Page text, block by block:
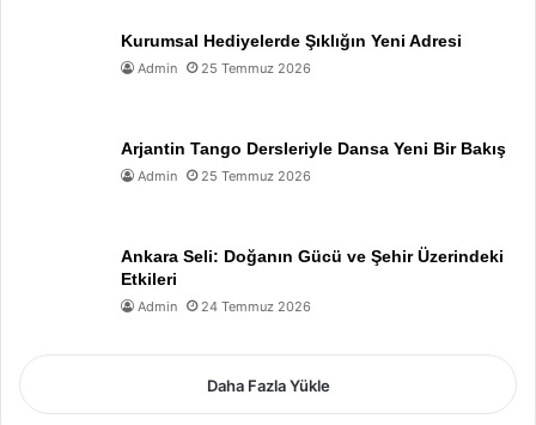
Kurumsal Hediyelerde Şıklığın Yeni Adresi
Admin 25 Temmuz 2026
Arjantin Tango Dersleriyle Dansa Yeni Bir Bakış
Admin 25 Temmuz 2026
Ankara Seli: Doğanın Gücü ve Şehir Üzerindeki
Etkileri
Admin 24 Temmuz 2026
Daha Fazla Yükle